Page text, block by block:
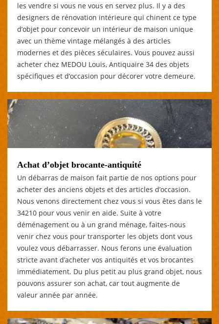
les vendre si vous ne vous en servez plus. Il y a des
designers de rénovation intérieure qui chinent ce type
d’objet pour concevoir un intérieur de maison unique
avec un thème vintage mélangés à des articles
modernes et des pièces séculaires. Vous pouvez aussi
acheter chez MEDOU Louis, Antiquaire 34 des objets
spécifiques et d’occasion pour décorer votre demeure.
Achat d’objet brocante-antiquité
Un débarras de maison fait partie de nos options pour
acheter des anciens objets et des articles d’occasion.
Nous venons directement chez vous si vous êtes dans le
34210 pour vous venir en aide. Suite à votre
déménagement ou à un grand ménage, faites-nous
venir chez vous pour transporter les objets dont vous
voulez vous débarrasser. Nous ferons une évaluation
stricte avant d’acheter vos antiquités et vos brocantes
immédiatement. Du plus petit au plus grand objet, nous
pouvons assurer son achat, car tout augmente de
valeur année par année.